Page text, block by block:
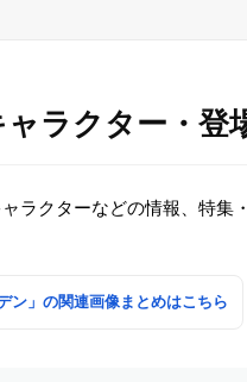
ラクター・登
ラクターなどの情報、特集
ン」の関連画像まとめはこちら